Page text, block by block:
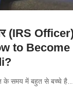
(IRS
to
समय में बहुत से बच्चे है…